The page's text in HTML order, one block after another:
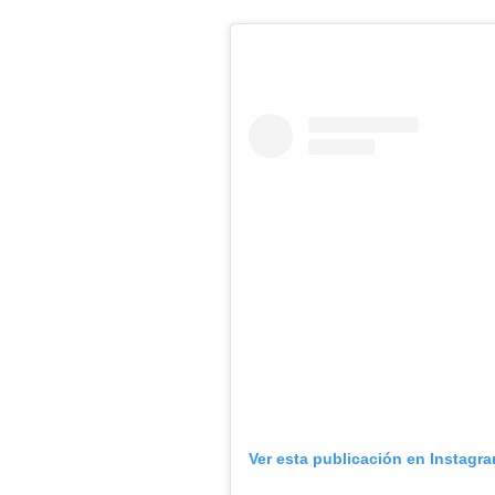
Ver esta publicación en